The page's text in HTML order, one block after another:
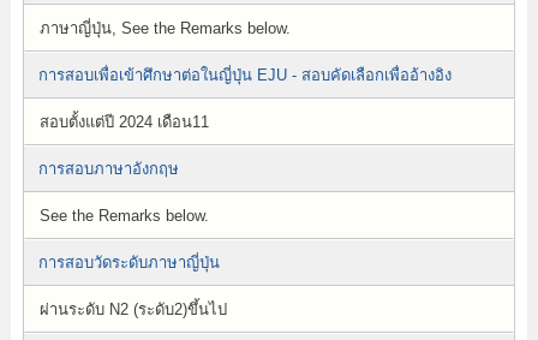
ภาษาญี่ปุ่น, See the Remarks below.
การสอบเพื่อเข้าศึกษาต่อในญี่ปุ่น EJU - สอบคัดเลือกเพื่ออ้างอิง
สอบตั้งแต่ปี 2024 เดือน11
การสอบภาษาอังกฤษ
See the Remarks below.
การสอบวัดระดับภาษาญี่ปุ่น
ผ่านระดับ N2 (ระดับ2)ขึ้นไป